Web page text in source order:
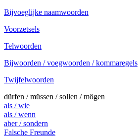
Bijvoeglijke naamwoorden
Voorzetsels
Telwoorden
Bijwoorden / voegwoorden / kommaregels
Twijfelwoorden
dürfen / müssen / sollen / mögen
als / wie
als / wenn
aber / sondern
Falsche Freunde